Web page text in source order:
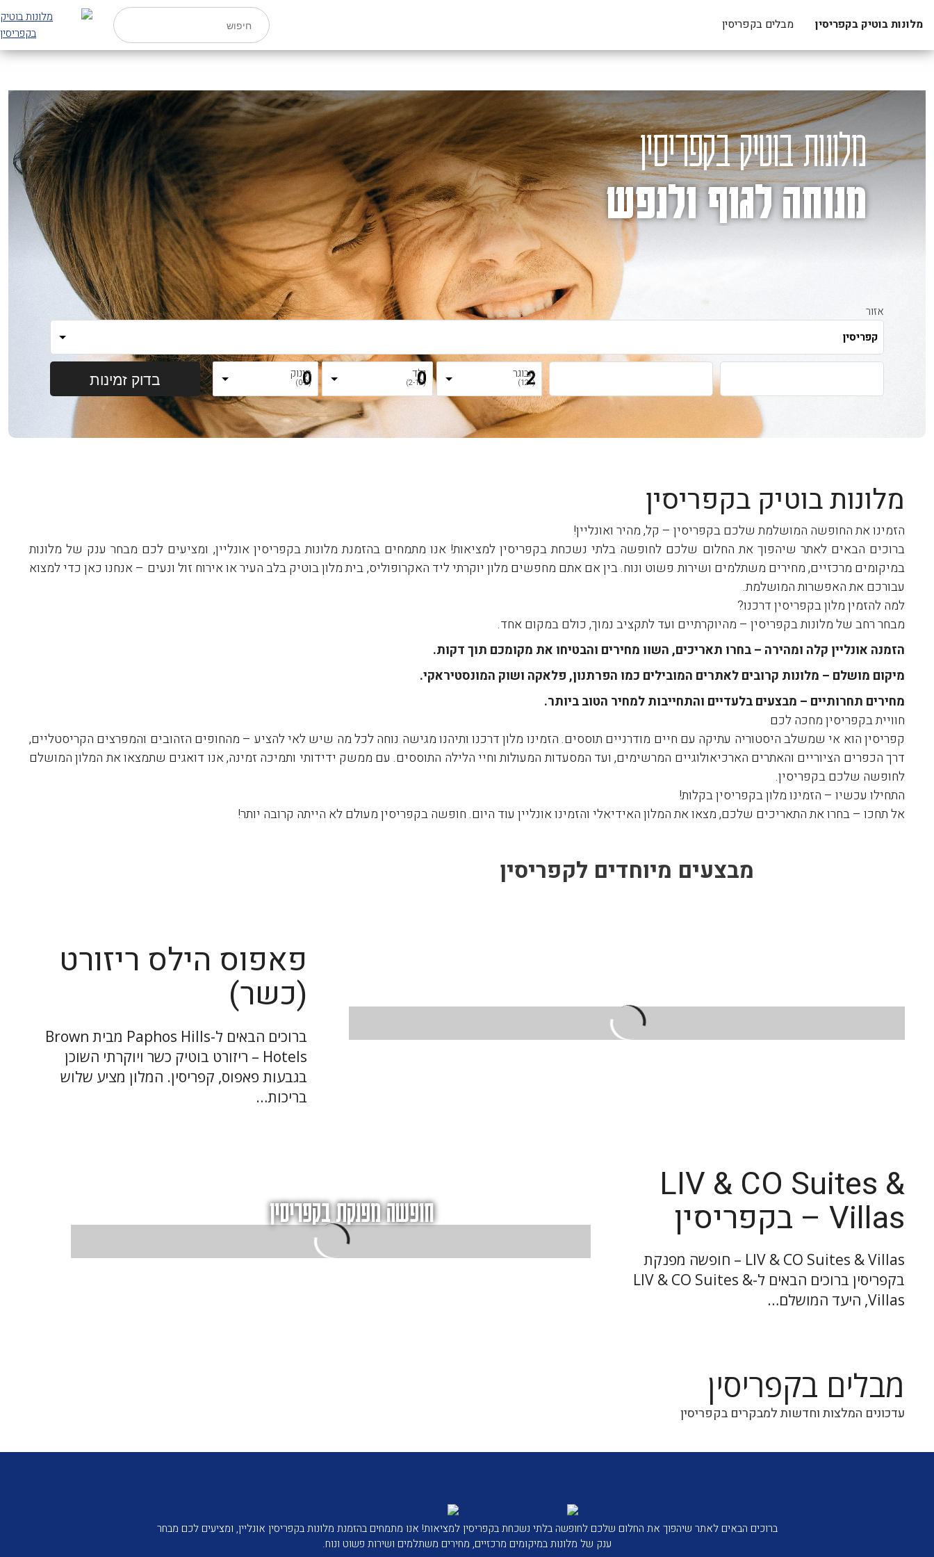
חיפוש מלונות בוטיק בקפריסין מבלים בקפריסין
מלונות בוטיק בקפריסין
המלונות היפים בקפריסין
נופש וחווית האירוח
חופשה ששמה אותך במרכז
מנוחה לגוף ולנפש
אזור
מבוגר
(+12)
ילד
(2-12)
תינוק
(0-2)
מלונות בוטיק בקפריסין
הזמינו את החופשה המושלמת שלכם בקפריסין – קל, מהיר ואונליין!
ברוכים הבאים לאתר שיהפוך את החלום שלכם לחופשה בלתי נשכחת בקפריסין למציאות! אנו מתמחים בהזמנת מלונות בקפריסין אונליין, ומציעים לכם מבחר ענק של מלונות
במיקומים מרכזיים, מחירים משתלמים ושירות פשוט ונוח. בין אם אתם מחפשים מלון יוקרתי ליד האקרופוליס, בית מלון בוטיק בלב העיר או אירוח זול ונעים – אנחנו כאן כדי למצוא
עבורכם את האפשרות המושלמת.
למה להזמין מלון בקפריסין דרכנו?
מבחר רחב של מלונות בקפריסין – מהיוקרתיים ועד לתקציב נמוך, כולם במקום אחד.
הזמנה אונליין קלה ומהירה – בחרו תאריכים, השוו מחירים והבטיחו את מקומכם תוך דקות.
מיקום מושלם – מלונות קרובים לאתרים המובילים כמו הפרתנון, פלאקה ושוק המונסטיראקי.
מחירים תחרותיים – מבצעים בלעדיים והתחייבות למחיר הטוב ביותר.
חוויית בקפריסין מחכה לכם
קפריסין הוא אי שמשלב היסטוריה עתיקה עם חיים מודרניים תוססים. הזמינו מלון דרכנו ותיהנו מגישה נוחה לכל מה שיש לאי להציע – מהחופים הזהובים והמפרצים הקריסטליים,
דרך הכפרים הציוריים והאתרים הארכיאולוגיים המרשימים, ועד המסעדות המעולות וחיי הלילה התוססים. עם ממשק ידידותי ותמיכה זמינה, אנו דואגים שתמצאו את המלון המושלם
לחופשה שלכם בקפריסין.
התחילו עכשיו – הזמינו מלון בקפריסין בקלות!
אל תחכו – בחרו את התאריכים שלכם, מצאו את המלון האידיאלי והזמינו אונליין עוד היום. חופשה בקפריסין מעולם לא הייתה קרובה יותר!
מבצעים מיוחדים לקפריסין
פאפוס הילס ריזורט
(כשר)
ברוכים הבאים ל-Paphos Hills מבית Brown
Hotels – ריזורט בוטיק כשר ויוקרתי השוכן
בגבעות פאפוס, קפריסין. המלון מציע שלוש
בריכות…
חופשה מפנקת בקפריסין
LIV & CO Suites &
Villas – בקפריסין
LIV & CO Suites & Villas – חופשה מפנקת
בקפריסין ברוכים הבאים ל-LIV & CO Suites &
Villas, היעד המושלם…
מבלים בקפריסין
עדכונים המלצות וחדשות למבקרים בקפריסין
ברוכים הבאים לאתר שיהפוך את החלום שלכם לחופשה בלתי נשכחת בקפריסין למציאות! אנו מתמחים בהזמנת מלונות בקפריסין אונליין, ומציעים לכם מבחר
ענק של מלונות במיקומים מרכזיים, מחירים משתלמים ושירות פשוט ונוח.